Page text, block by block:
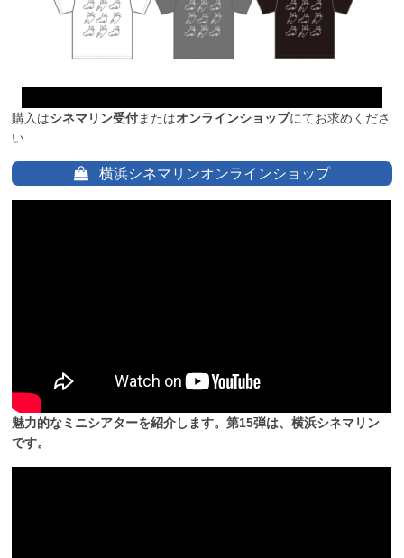
購入はシネマリン受付またはオンラインショップにてお求めくださ
い
横浜シネマリンオンラインショップ
魅力的なミニシアターを紹介します。第15弾は、横浜シネマリン
です。